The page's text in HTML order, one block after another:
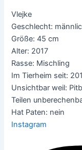
Vlejke
Geschlecht:
Größe: 45 cm
Alter: 2017
Rasse: Mischling
Im Tierheim seit:
Unsichtbar weil:
Teilen
Hat Paten: nein
Instagram